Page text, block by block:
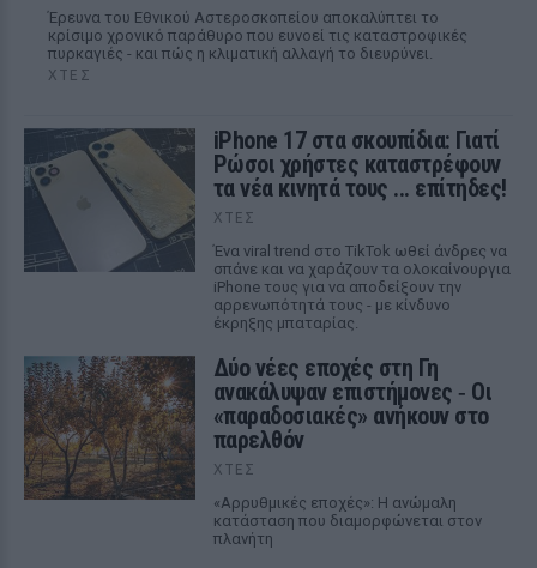
Έρευνα του Εθνικού Αστεροσκοπείου αποκαλύπτει το
κρίσιμο χρονικό παράθυρο που ευνοεί τις καταστροφικές
πυρκαγιές - και πώς η κλιματική αλλαγή το διευρύνει.
ΧΤΕΣ
iPhone 17 στα σκουπίδια: Γιατί
Ρώσοι χρήστες καταστρέφουν
τα νέα κινητά τους ... επίτηδες!
ΧΤΕΣ
Ένα viral trend στο TikTok ωθεί άνδρες να
σπάνε και να χαράζουν τα ολοκαίνουργια
iPhone τους για να αποδείξουν την
αρρενωπότητά τους - με κίνδυνο
έκρηξης μπαταρίας.
Δύο νέες εποχές στη Γη
ανακάλυψαν επιστήμονες ‑ Oι
«παραδοσιακές» ανήκουν στο
παρελθόν
ΧΤΕΣ
«Αρρυθμικές εποχές»: Η ανώμαλη
κατάσταση που διαμορφώνεται στον
πλανήτη